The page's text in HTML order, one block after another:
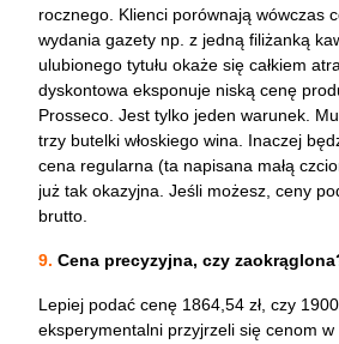
rocznego. Klienci porównają wówczas
wydania gazety np. z jedną filiżanką
ulubionego tytułu okaże się całkiem
dyskontowa eksponuje niską cenę
Prosseco. Jest tylko jeden warunek.
trzy butelki włoskiego wina. Inaczej
cena regularna (ta napisana małą
już tak okazyjna. Jeśli możesz, ceny
brutto.
9. Cena precyzyjna, czy
Lepiej podać cenę 1864,54 zł, czy
eksperymentalni przyjrzeli się cenom